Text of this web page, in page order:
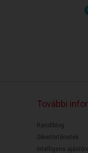
További
Randiblog
Sikertörténetek
Intelligens